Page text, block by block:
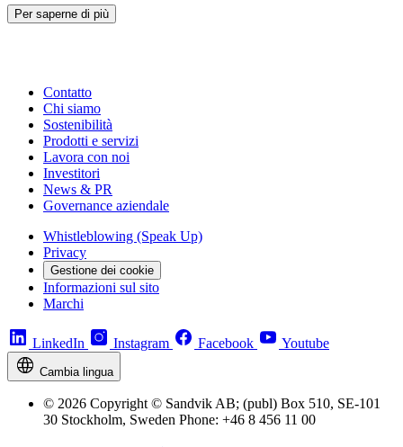
Per saperne di più
Contatto
Chi siamo
Sostenibilità
Prodotti e servizi
Lavora con noi
Investitori
News & PR
Governance aziendale
Whistleblowing (Speak Up)
Privacy
Gestione dei cookie
Informazioni sul sito
Marchi
LinkedIn Instagram Facebook Youtube
Cambia lingua
© 2026 Copyright © Sandvik AB; (publ) Box 510, SE-101
30 Stockholm, Sweden Phone: +46 8 456 11 00